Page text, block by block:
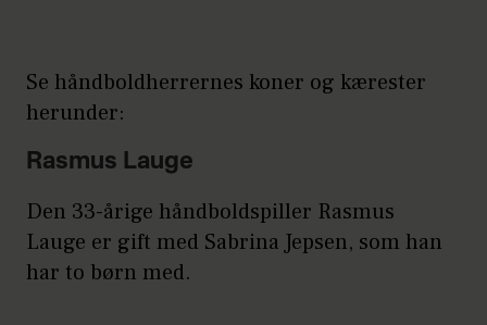
Se håndboldherrernes koner og kærester
herunder:
Rasmus Lauge
Den 33-årige håndboldspiller Rasmus
Lauge er gift med Sabrina Jepsen, som han
har to børn med.